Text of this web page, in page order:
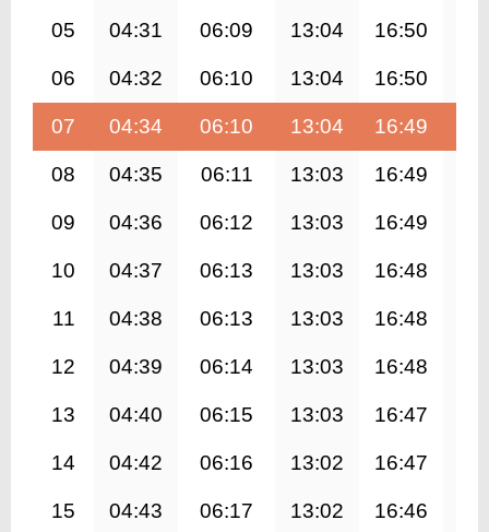
05 04:31 06:09 13:04 16:50
06 04:32 06:10 13:04 16:50
07 04:34 06:10 13:04 16:49
08 04:35 06:11 13:03 16:49
09 04:36 06:12 13:03 16:49
10 04:37 06:13 13:03 16:48
11 04:38 06:13 13:03 16:48
12 04:39 06:14 13:03 16:48
13 04:40 06:15 13:03 16:47
14 04:42 06:16 13:02 16:47
15 04:43 06:17 13:02 16:46